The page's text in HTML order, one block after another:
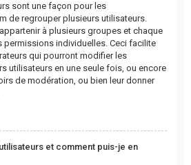
sont une façon pour les
de regrouper plusieurs utilisateurs.
à plusieurs groupes et chaque
permissions individuelles. Ceci facilite
qui pourront modifier les
utilisateurs en une seule fois, ou encore
de modération, ou bien leur donner
et comment puis-je en